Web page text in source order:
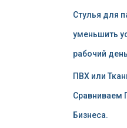
Стулья для
уменьшить
рабочий
ПВХ или
Сравниваем
Бизнеса.